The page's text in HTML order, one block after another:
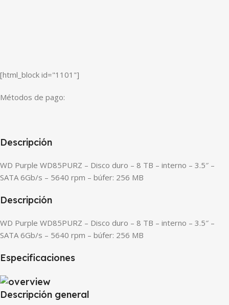
[html_block id="1101"]
Métodos de pago:
Descripción
WD Purple WD85PURZ – Disco duro – 8 TB – interno – 3.5″ –
SATA 6Gb/s – 5640 rpm – búfer: 256 MB
Descripción
WD Purple WD85PURZ – Disco duro – 8 TB – interno – 3.5″ –
SATA 6Gb/s – 5640 rpm – búfer: 256 MB
Especificaciones
Descripción general